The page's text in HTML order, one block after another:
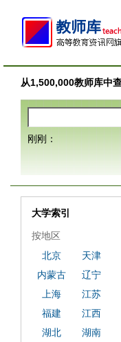
从1,500,000教师库中
刚刚：
大学索引
按地区
北京
天津
内蒙古
辽宁
上海
江苏
福建
江西
湖北
湖南